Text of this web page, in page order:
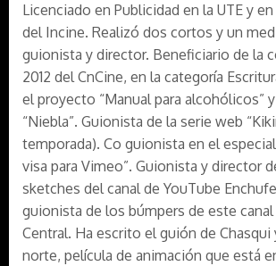
Licenciado en Publicidad en la UTE y
del Incine. Realizó dos cortos y un
guionista y director. Beneficiario de la
2012 del CnCine, en la categoría
el proyecto “Manual para alcohólicos”
“Niebla”. Guionista de la serie web
temporada). Co guionista en el
visa para Vimeo”. Guionista y director
sketches del canal de YouTube
guionista de los búmpers de este canal
Central. Ha escrito el guión de
norte, película de animación que está